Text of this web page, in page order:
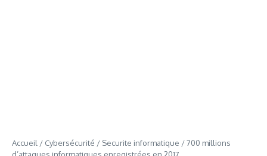
Accueil / Cybersécurité / Securite informatique /700 millions